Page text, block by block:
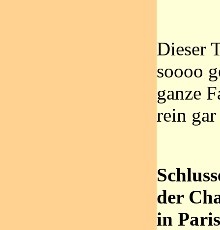
Dieser
soooo
ganze
rein
der
in Paris